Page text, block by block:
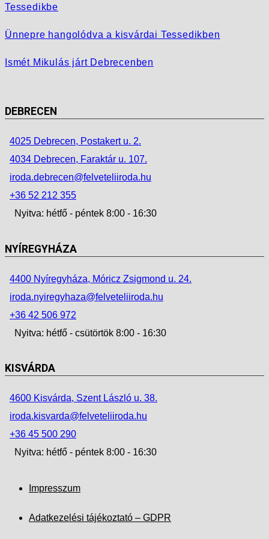
Tessedikbe
Ünnepre hangolódva a kisvárdai Tessedikben
Ismét Mikulás járt Debrecenben
DEBRECEN
4025 Debrecen, Postakert u. 2.
4034 Debrecen, Faraktár u. 107.
iroda.debrecen@felveteliiroda.hu
+36 52 212 355
Nyitva: hétfő - péntek 8:00 - 16:30
NYÍREGYHÁZA
4400 Nyíregyháza, Móricz Zsigmond u. 24.
iroda.nyiregyhaza@felveteliiroda.hu
+36 42 506 972
Nyitva: hétfő - csütörtök 8:00 - 16:30
KISVÁRDA
4600 Kisvárda, Szent László u. 38.
iroda.kisvarda@felveteliiroda.hu
+36 45 500 290
Nyitva: hétfő - péntek 8:00 - 16:30
Impresszum
Adatkezelési tájékoztató – GDPR